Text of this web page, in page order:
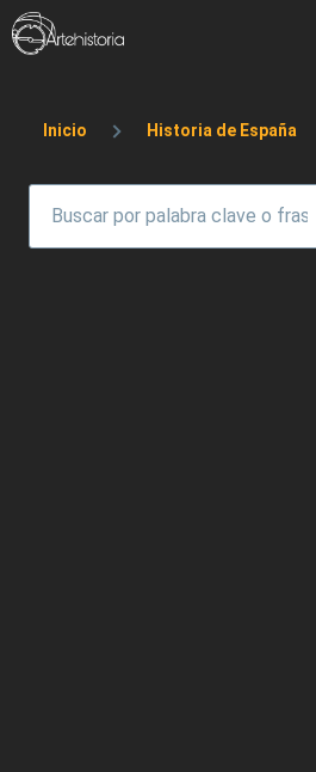
Pasar al contenido principal
Sobrescribir
Inicio Historia de España